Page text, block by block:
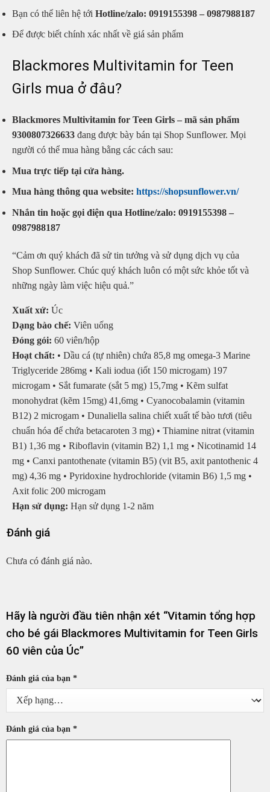
Bạn có thể liên hệ tới Hotline/zalo: 0919155398 – 0987988187
Để được biết chính xác nhất về giá sản phẩm
Blackmores Multivitamin for Teen
Girls mua ở đâu?
Blackmores Multivitamin for Teen Girls – mã sản phẩm
9300807326633 đang được bày bán tại Shop Sunflower. Mọi
người có thể mua hàng bằng các cách sau:
Mua trực tiếp tại cửa hàng.
Mua hàng thông qua website: https://shopsunflower.vn/
Nhắn tin hoặc gọi điện qua Hotline/zalo: 0919155398 –
0987988187
“Cảm ơn quý khách đã sử tin tưởng và sử dụng dịch vụ của
Shop Sunflower. Chúc quý khách luôn có một sức khỏe tốt và
những ngày làm việc hiệu quả.”
Xuất xứ: Úc
Dạng bào chế: Viên uống
Đóng gói: 60 viên/hộp
Hoạt chất: • Dầu cá (tự nhiên) chứa 85,8 mg omega-3 Marine
Triglyceride 286mg • Kali iodua (iốt 150 microgam) 197
microgam • Sắt fumarate (sắt 5 mg) 15,7mg • Kẽm sulfat
monohydrat (kẽm 15mg) 41,6mg • Cyanocobalamin (vitamin
B12) 2 microgam • Dunaliella salina chiết xuất tế bào tươi (tiêu
chuẩn hóa để chứa betacaroten 3 mg) • Thiamine nitrat (vitamin
B1) 1,36 mg • Riboflavin (vitamin B2) 1,1 mg • Nicotinamid 14
mg • Canxi pantothenate (vitamin B5) (vit B5, axit pantothenic 4
mg) 4,36 mg • Pyridoxine hydrochloride (vitamin B6) 1,5 mg •
Axit folic 200 microgam
Hạn sử dụng: Hạn sử dụng 1-2 năm
Đánh giá
Chưa có đánh giá nào.
Hãy là người đầu tiên nhận xét “Vitamin tổng hợp
cho bé gái Blackmores Multivitamin for Teen Girls
60 viên của Úc”
Đánh giá của bạn *
Đánh giá của bạn *